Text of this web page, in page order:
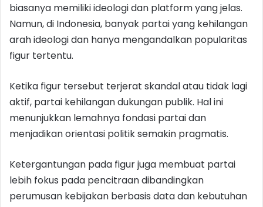
biasanya memiliki ideologi dan platform yang jelas.
Namun, di Indonesia, banyak partai yang kehilangan
arah ideologi dan hanya mengandalkan popularitas
figur tertentu.
Ketika figur tersebut terjerat skandal atau tidak lagi
aktif, partai kehilangan dukungan publik. Hal ini
menunjukkan lemahnya fondasi partai dan
menjadikan orientasi politik semakin pragmatis.
Ketergantungan pada figur juga membuat partai
lebih fokus pada pencitraan dibandingkan
perumusan kebijakan berbasis data dan kebutuhan